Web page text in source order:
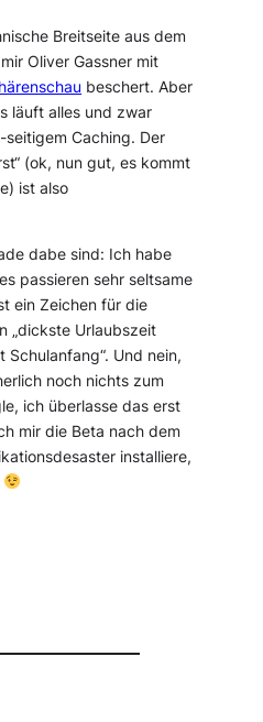
Breitseite aus dem
Oliver Gassner mit
beschert. Aber
läuft alles und zwar
seitigem Caching. Der
(ok, nun gut, es kommt
ist also
dabe sind: Ich habe
passieren sehr seltsame
ein Zeichen für die
„dickste Urlaubszeit
Schulanfang“. Und nein,
noch nichts zum
ich überlasse das erst
mir die Beta nach dem
installiere,